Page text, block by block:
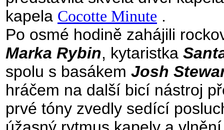
kapela Cocotte Minute .
Po osmé hodině zahájili
Marka Rybin, kytaristka
spolu s basákem Josh
hráčem na další bicí nástroj
prvé tóny zvedly sedící